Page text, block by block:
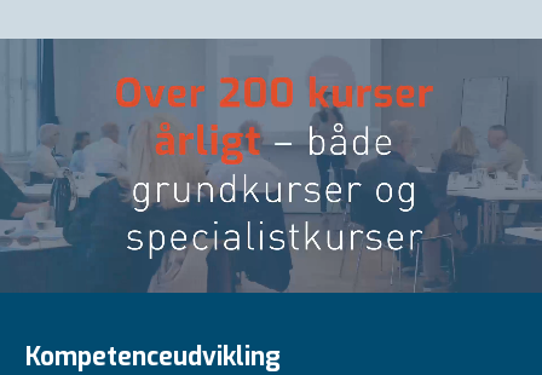
Kompetenceudvikling